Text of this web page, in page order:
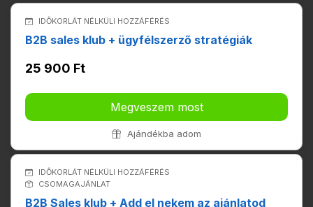
IDŐKORLÁT NÉLKÜLI HOZZÁFÉRÉS
B2B sales klub + ügyfélszerző stratégiák
25 900 Ft
Megveszem most
Ajándékba adom
IDŐKORLÁT NÉLKÜLI HOZZÁFÉRÉS
CSOMAGAJÁNLAT
B2B Sales klub + Add el nekem az ajánlatod